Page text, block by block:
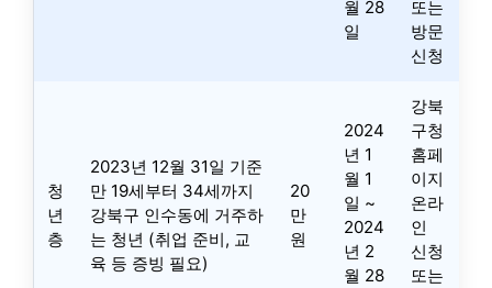
월 28
일
또는
방문
신청
청
년
층
2023년 12월 31일 기준
만 19세부터 34세까지
강북구 인수동에 거주하
는 청년 (취업 준비, 교
육 등 증빙 필요)
20
만
원
2024
년 1
월 1
일 ~
2024
년 2
월 28
강북
구청
홈페
이지
온라
인
신청
또는